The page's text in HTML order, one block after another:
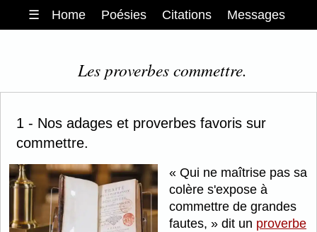
☰ Home Poésies Citations Messages
Les proverbes commettre.
1 - Nos adages et proverbes favoris sur
commettre.
Qui ne maîtrise pas sa
colère s'expose à
commettre de grandes
fautes,
dit un proverbe